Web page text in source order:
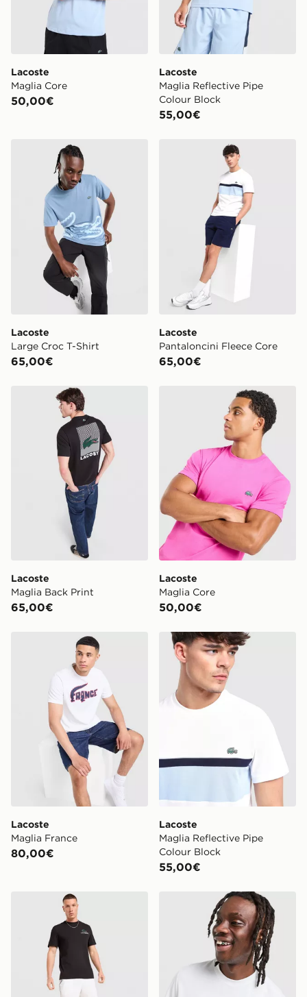
Lacoste
Maglia Core
50,00€
Lacoste
Maglia Reflective Pipe
Colour Block
55,00€
Lacoste Large Croc T-Shirt
Lacoste
Large Croc T-Shirt
65,00€
Lacoste Pantaloncini
Lacoste
Pantaloncini Fleece Core
65,00€
Lacoste Maglia Back Print
Lacoste
Maglia Back Print
65,00€
Lacoste Maglia Core
Lacoste
Maglia Core
50,00€
Lacoste Maglia France
Lacoste
Maglia France
80,00€
Lacoste Maglia Reflective
Lacoste
Maglia Reflective Pipe
Colour Block
55,00€
Lacoste Pantaloncino France Lacoste Maglietta Croc